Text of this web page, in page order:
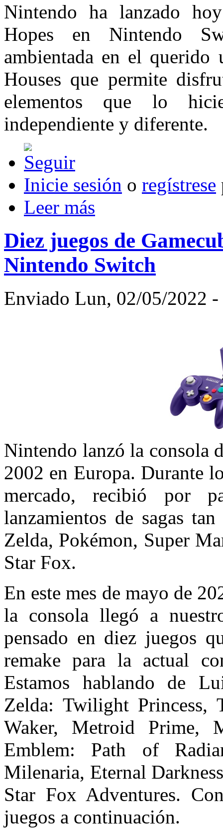
Nintendo ha lanzado
Hopes en Nintendo
ambientada en el querido
Houses que permite
elementos que lo
independiente y diferente.
Inicie sesión o regístrese
Leer más
Diez juegos de
Nintendo Switch
Enviado Lun, 02/05/2022
Nintendo lanzó la consola
2002 en Europa. Durante
mercado, recibió por
lanzamientos de sagas
Zelda, Pokémon, Super
Star Fox.
En este mes de mayo de
la consola llegó a
pensado en diez juegos
remake para la actual
Estamos hablando de
Zelda: Twilight Princess,
Waker, Metroid Prime,
Emblem: Path of
Milenaria, Eternal
Star Fox Adventures.
juegos a continuación.